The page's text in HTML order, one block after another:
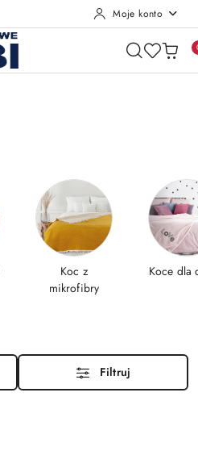
Moje konto
Koc z
mikrofibry
Koce dla
Filtruj